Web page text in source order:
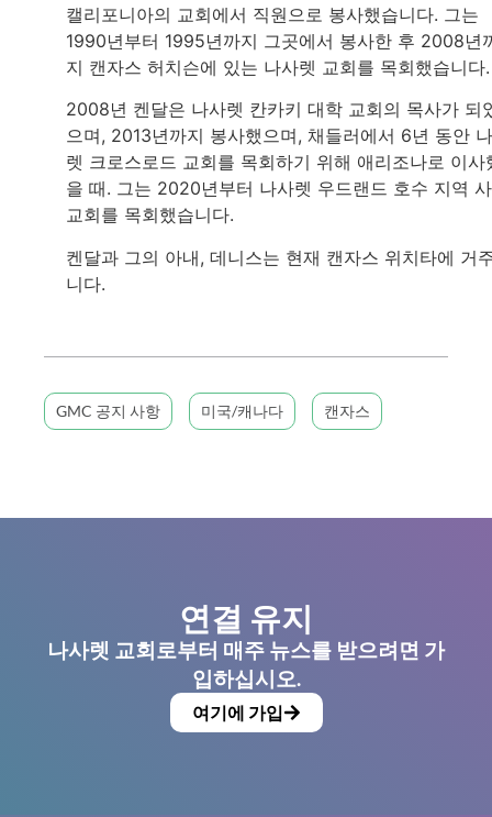
캘리포니아의 교회에서 직원으로 봉사했습니다. 그는
1990년부터 1995년까지 그곳에서 봉사한 후 2008년
지 캔자스 허치슨에 있는 나사렛 교회를 목회했습니
2008년 켄달은 나사렛 칸카키 대학 교회의 목사가 되
으며, 2013년까지 봉사했으며, 채들러에서 6년 동안
렛 크로스로드 교회를 목회하기 위해 애리조나로 이사
을 때. 그는 2020년부터 나사렛 우드랜드 호수 지역
교회를 목회했습니다.
켄달과 그의 아내, 데니스는 현재 캔자스 위치타에 거
니다.
GMC 공지 사항 미국/캐나다 캔자스
연결 유지
나사렛 교회로부터 매주 뉴스를 받으려면 가
입하십시오.
여기에 가입